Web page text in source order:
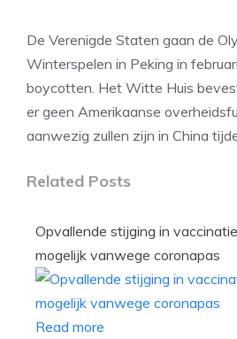
De Verenigde Staten gaan de
Winterspelen in Peking in
boycotten. Het Witte Huis
er geen Amerikaanse
aanwezig zullen zijn in China
Related Posts
Opvallende stijging in
mogelijk vanwege coronapas
Read more